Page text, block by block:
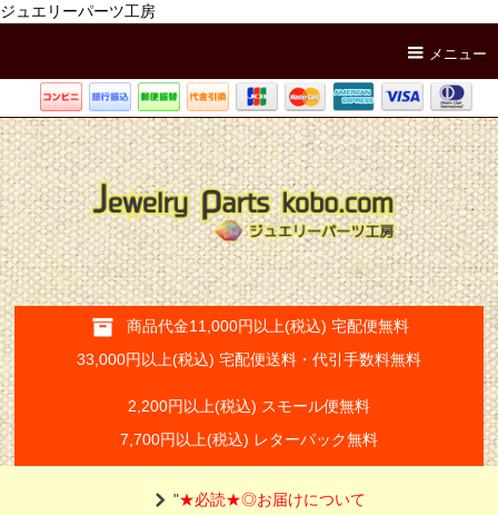
ジュエリーパーツ工房
メニュー
商品代金11,000円以上(税込) 宅配便無料
33,000円以上(税込) 宅配便送料・代引手数料無料
2,200円以上(税込) スモール便無料
7,700円以上(税込) レターパック無料
"★必読★◎お届けについて